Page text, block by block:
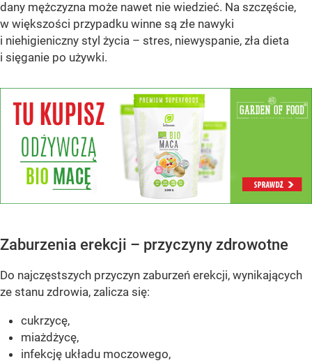
dany mężczyzna może nawet nie wiedzieć. Na szczęście,
w większości przypadku winne są złe nawyki
i niehigieniczny styl życia – stres, niewyspanie, zła dieta
i sięganie po używki.
Zaburzenia erekcji – przyczyny zdrowotne
Do najczęstszych przyczyn zaburzeń erekcji, wynikających
ze stanu zdrowia, zalicza się:
cukrzycę,
miażdżycę,
infekcję układu moczowego,